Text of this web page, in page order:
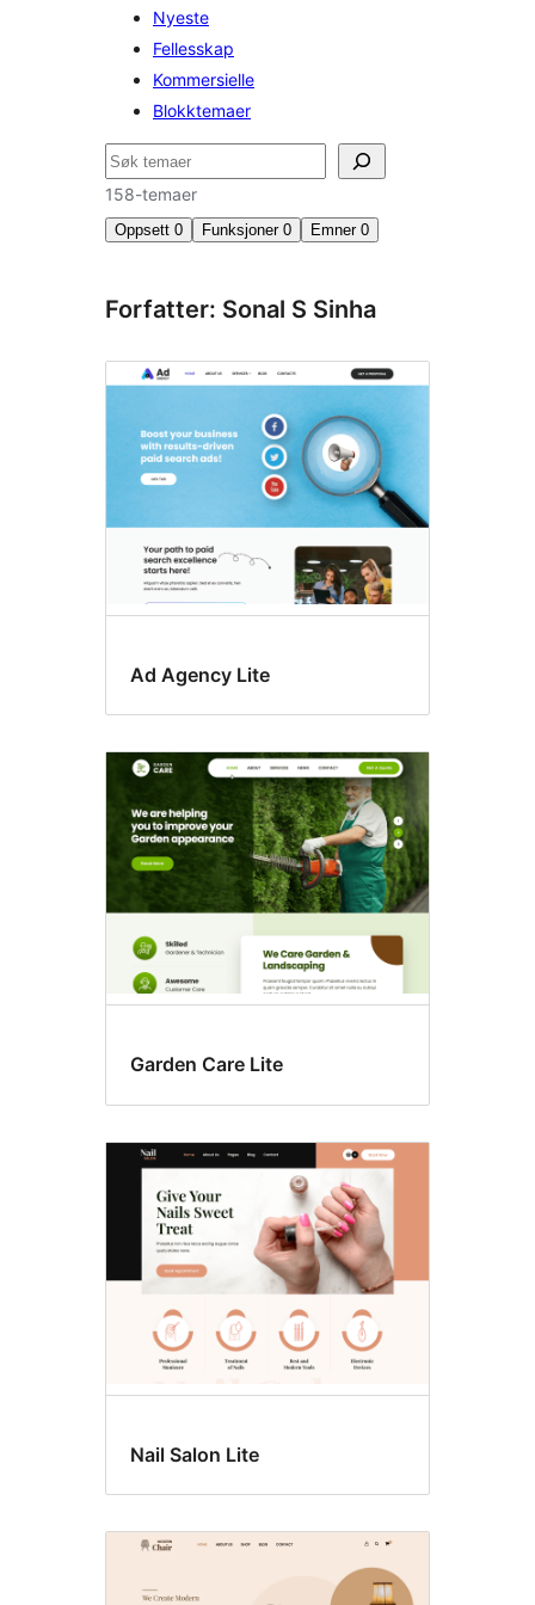
Nyeste
Fellesskap
Kommersielle
Blokktemaer
Søk
158-temaer
Oppsett 0 Funksjoner 0 Emner 0
Forfatter: Sonal S Sinha
Ad Agency Lite
Garden Care Lite
Nail Salon Lite